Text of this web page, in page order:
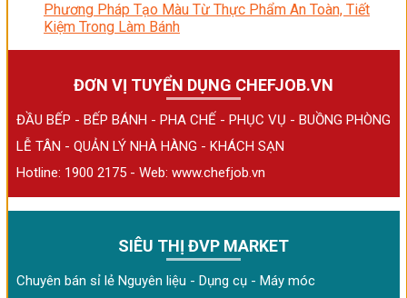
Phương Pháp Tạo Màu Từ Thực Phẩm An Toàn, Tiết
Kiệm Trong Làm Bánh
ĐƠN VỊ TUYỂN DỤNG CHEFJOB.VN
ĐẦU BẾP - BẾP BÁNH - PHA CHẾ - PHỤC VỤ - BUỒNG PHÒNG
LỄ TÂN - QUẢN LÝ NHÀ HÀNG - KHÁCH SẠN
Hotline: 1900 2175 - Web: www.chefjob.vn
SIÊU THỊ ĐVP MARKET
Chuyên bán sỉ lẻ Nguyên liệu - Dụng cụ - Máy móc